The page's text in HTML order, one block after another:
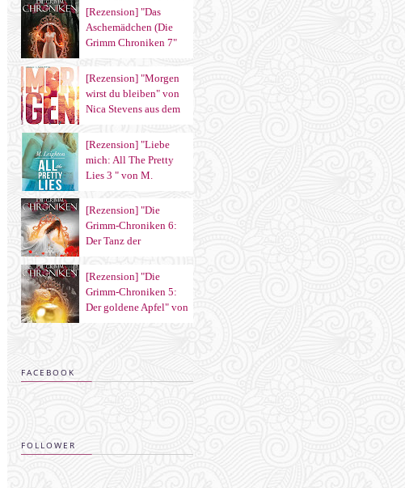
aus dem Sternensand
Verlag
[Rezension] "Das
Aschemädchen (Die
Grimm Chroniken 7"
von Maya Shepherd
aus dem Sternensand
Verlag
[Rezension] "Morgen
wirst du bleiben" von
Nica Stevens aus dem
[Rezension] "Liebe
mich: All The Pretty
Lies 3 " von M.
Heyne Verlag
[Rezension] "Die
Grimm-Chroniken 6:
Der Tanz der
Maya Shepherd
[Rezension] "Die
Grimm-Chroniken 5:
Der goldene Apfel" von
FACEBOOK
FOLLOWER